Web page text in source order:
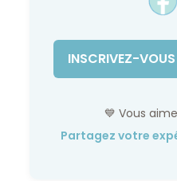
INSCRIVEZ-
💙 Vous
Partagez votre